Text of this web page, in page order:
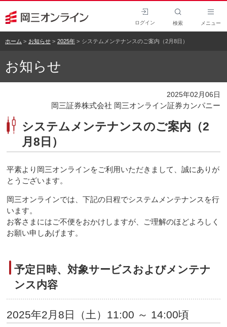
ログイン 検索 メニュー
ホーム お知らせ 2025年 システムメンテナンスのご案内（2月8日）
お知らせ
2025年02月06日
岡三証券株式会社 岡三オンライン証券カンパニー
システムメンテナンスのご案内（2
月8日）
平素より岡三オンラインをご利用いただきまして、誠にありが
とうございます。
岡三オンラインでは、下記の日程でシステムメンテナンスを行
います。
お客さまにはご不便をおかけしますが、ご理解のほどよろしく
お願い申しあげます。
予定日時、対象サービスおよびメンテナ
ンス内容
2025年2月8日（土）11:00 ～ 14:00頃